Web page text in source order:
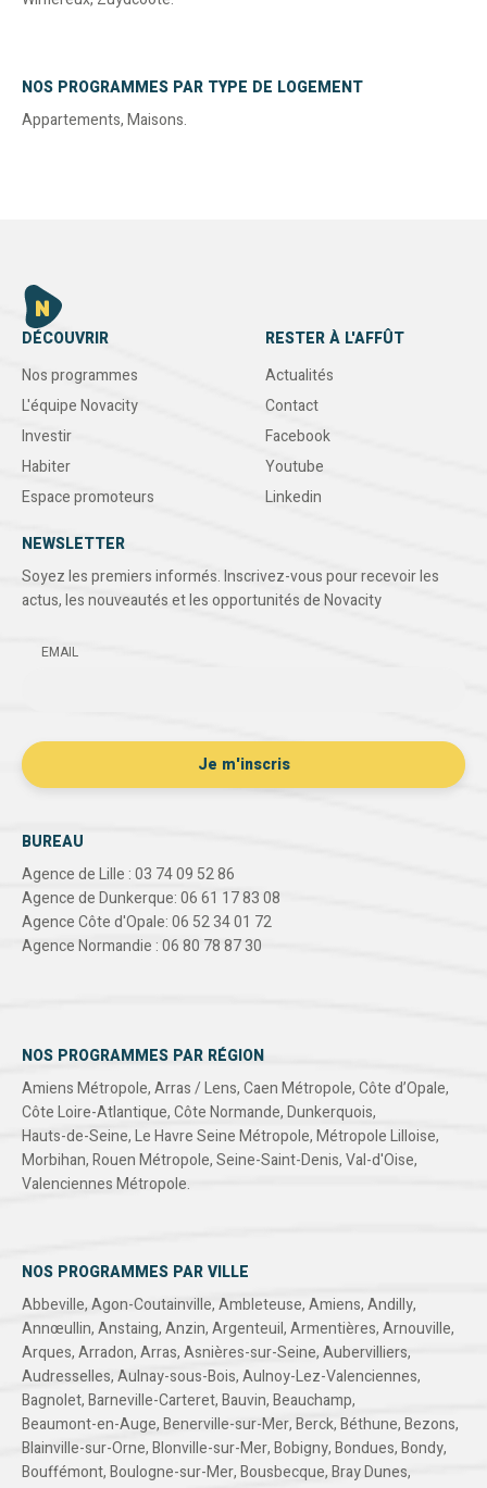
NOS PROGRAMMES PAR TYPE DE LOGEMENT
Appartements,Maisons.
DÉCOUVRIR
Nos programmes
L'équipe Novacity
Investir
Habiter
Espace promoteurs
RESTER À L'AFFÛT
Actualités
Contact
Facebook
Youtube
Linkedin
NEWSLETTER
Soyez les premiers informés. Inscrivez-vous pour recevoir les
actus, les nouveautés et les opportunités de Novacity
EMAIL
BUREAU
Agence de Lille : 03 74 09 52 86
Agence de Dunkerque: 06 61 17 83 08
Agence Côte d'Opale: 06 52 34 01 72
Agence Normandie : 06 80 78 87 30
NOS PROGRAMMES PAR RÉGION
Amiens Métropole,Arras / Lens,Caen Métropole,Côte d’Opale,
Côte Loire-Atlantique,Côte Normande,Dunkerquois,
Hauts-de-Seine,Le Havre Seine Métropole,Métropole Lilloise,
Morbihan,Rouen Métropole,Seine-Saint-Denis,Val-d'Oise,
Valenciennes Métropole.
NOS PROGRAMMES PAR VILLE
Abbeville,Agon-Coutainville,Ambleteuse,Amiens,Andilly,
Annœullin,Anstaing,Anzin,Argenteuil,Armentières,Arnouville,
Arques,Arradon,Arras,Asnières-sur-Seine,Aubervilliers,
Audresselles,Aulnay-sous-Bois,Aulnoy-Lez-Valenciennes,
Bagnolet,Barneville-Carteret,Bauvin,Beauchamp,
Beaumont-en-Auge,Benerville-sur-Mer,Berck,Béthune,Bezons,
Blainville-sur-Orne,Blonville-sur-Mer,Bobigny,Bondues,Bondy,
Bouffémont,Boulogne-sur-Mer,Bousbecque,Bray Dunes,